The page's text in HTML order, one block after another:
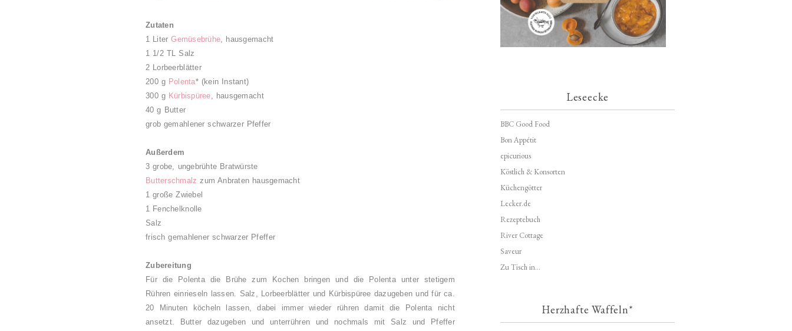
Zutaten
1 LiterGemüsebrühe, hausgemacht
1 1/2 TL Salz
2 Lorbeerblätter
200 g Polenta* (kein Instant)
300 g Kürbispüree, hausgemacht
40 g Butter
grob gemahlener schwarzer Pfeffer
Außerdem
3 grobe, ungebrühte Bratwürste
Butterschmalz zum Anbraten hausgemacht
1 große Zwiebel
1 Fenchelknolle
Salz
frisch gemahlener schwarzer Pfeffer
Zubereitung
Für die Polenta die Brühe zum Kochen bringen und die Polenta unter stetigem
Rühren einrieseln lassen. Salz, Lorbeerblätter und Kürbispüree dazugeben und für ca.
20 Minuten köcheln lassen, dabei immer wieder rühren damit die Polenta nicht
ansetzt. Butter dazugeben und unterrühren und nochmals mit Salz und Pfeffer
Leseecke
BBC Good Food
Bon Appétit
epicurious
Köstlich & Konsorten
Küchengötter
Lecker.de
Rezeptebuch
River Cottage
Saveur
Zu Tisch in...
Herzhafte Waffeln*